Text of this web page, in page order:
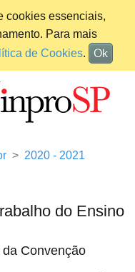
cookies essenciais,
Para mais
de Cookies. Ok
2020 - 2021
do Ensino
Convenção